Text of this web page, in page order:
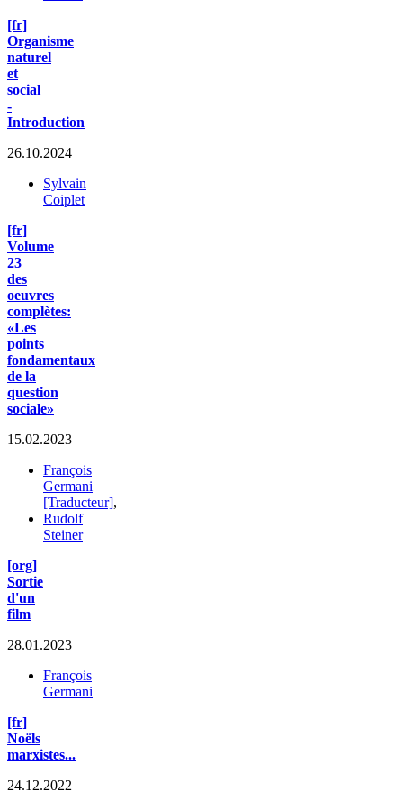
[fr]
Organisme
naturel
et
social
-
Introduction
26.10.2024
Sylvain
Coiplet
[fr]
Volume
23
des
oeuvres
complètes:
«Les
points
fondamentaux
de la
question
sociale»
15.02.2023
François
Germani
[Traducteur],
Rudolf
Steiner
[org]
Sortie
d'un
film
28.01.2023
François
Germani
[fr]
Noëls
marxistes...
24.12.2022